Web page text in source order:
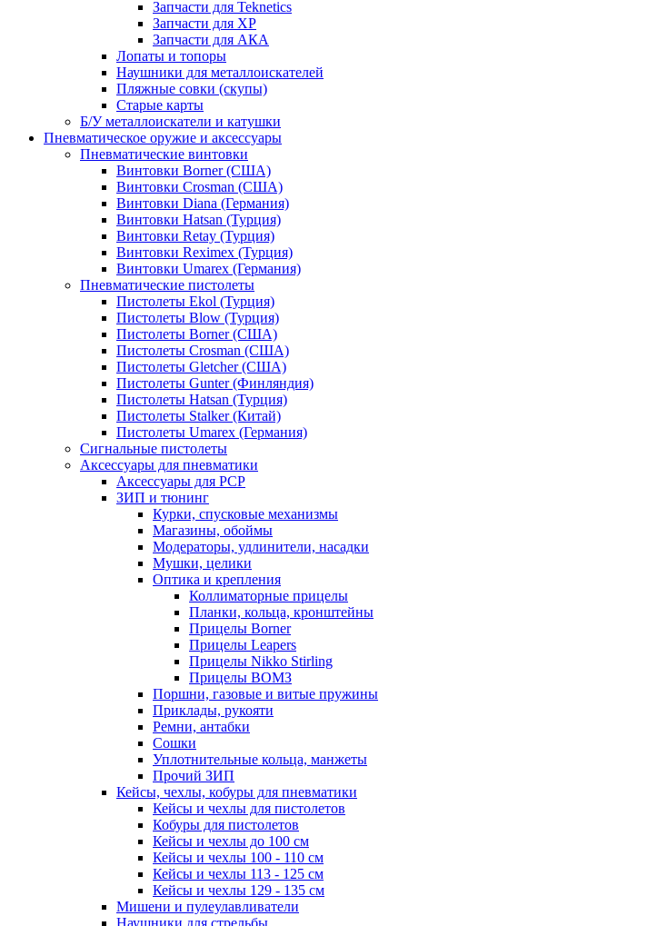
Запчасти для Teknetics
Запчасти для XP
Запчасти для АКА
Лопаты и топоры
Наушники для металлоискателей
Пляжные совки (скупы)
Старые карты
Б/У металлоискатели и катушки
Пневматическое оружие и аксессуары
Пневматические винтовки
Винтовки Borner (США)
Винтовки Crosman (США)
Винтовки Diana (Германия)
Винтовки Hatsan (Турция)
Винтовки Retay (Турция)
Винтовки Reximex (Турция)
Винтовки Umarex (Германия)
Пневматические пистолеты
Пистолеты Ekol (Турция)
Пистолеты Blow (Турция)
Пистолеты Borner (США)
Пистолеты Crosman (США)
Пистолеты Gletcher (США)
Пистолеты Gunter (Финляндия)
Пистолеты Hatsan (Турция)
Пистолеты Stalker (Китай)
Пистолеты Umarex (Германия)
Сигнальные пистолеты
Аксессуары для пневматики
Аксессуары для PCP
ЗИП и тюнинг
Курки, спусковые механизмы
Магазины, обоймы
Модераторы, удлинители, насадки
Мушки, целики
Оптика и крепления
Коллиматорные прицелы
Планки, кольца, кронштейны
Прицелы Borner
Прицелы Leapers
Прицелы Nikko Stirling
Прицелы ВОМЗ
Поршни, газовые и витые пружины
Приклады, рукояти
Ремни, антабки
Сошки
Уплотнительные кольца, манжеты
Прочий ЗИП
Кейсы, чехлы, кобуры для пневматики
Кейсы и чехлы для пистолетов
Кобуры для пистолетов
Кейсы и чехлы до 100 см
Кейсы и чехлы 100 - 110 см
Кейсы и чехлы 113 - 125 см
Кейсы и чехлы 129 - 135 см
Мишени и пулеулавливатели
Наушники для стрельбы